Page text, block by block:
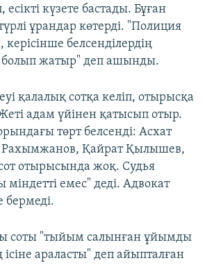
есікті күзете бастады. Бұған
ұрандар көтерді. "Полиция
керісінше белсенділердің
болып жатыр" деп ашынды.
қалалық сотқа келіп, отырысқа
адам үйінен қатысып отыр.
төрт белсенді: Асхат
Рахымжанов, Қайрат Қылышев,
отырысында жоқ. Судья
емес" деді. Адвокат
бермеді.
соты "тыйым салынған ұйымды
араласты" деп айыпталған